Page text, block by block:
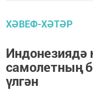
ХӘВЕФ-ХӘТӘР
Индонезиядә
самолетның
үлгән